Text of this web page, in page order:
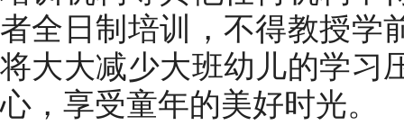
者全日制培训，不得教授学
将大大减少大班幼儿的学习
心，享受童年的美好时光。